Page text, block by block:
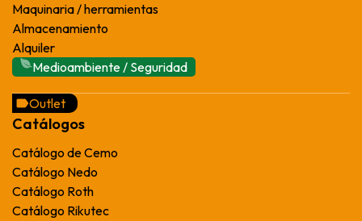
Maquinaria / herramientas
Almacenamiento
Alquiler
Medioambiente / Seguridad
Outlet
Catálogos
Catálogo de Cemo
Catálogo Nedo
Catálogo Roth
Catálogo Rikutec